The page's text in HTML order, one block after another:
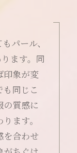
パール、
ます。同
印象が変
同じこ
の質感に
ます。
を合わせ